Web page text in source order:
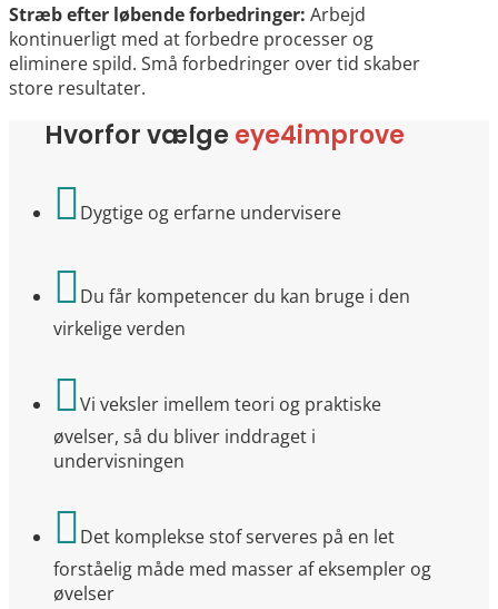
Stræb efter løbende forbedringer: Arbejd
kontinuerligt med at forbedre processer og
eliminere spild. Små forbedringer over tid skaber
store resultater.
Hvorfor vælge eye4improve
 Dygtige og erfarne undervisere
 Du får kompetencer du kan bruge i den
virkelige verden
 Vi veksler imellem teori og praktiske
øvelser, så du bliver inddraget i
undervisningen
 Det komplekse stof serveres på en let
forståelig måde med masser af eksempler og
øvelser